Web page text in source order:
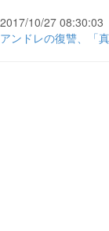
2017/10/27 08:30:03
アンドレの復讐、「